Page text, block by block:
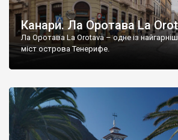
Канари. Ла Оротава La
Ла Оротава La Orotava – одне із
міст острова Тенерифе.